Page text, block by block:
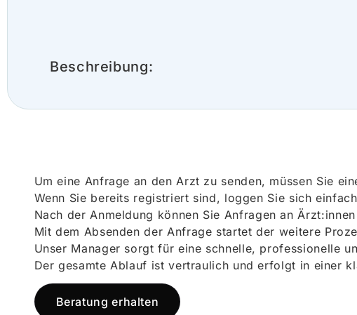
Beschreibung:
Um eine Anfrage an den Arzt zu senden, müssen Sie
Wenn Sie bereits registriert sind, loggen Sie sich
Nach der Anmeldung können Sie Anfragen an
Mit dem Absenden der Anfrage startet der weitere
Unser Manager sorgt für eine schnelle, professionelle
Der gesamte Ablauf ist vertraulich und erfolgt in einer
Beratung erhalten